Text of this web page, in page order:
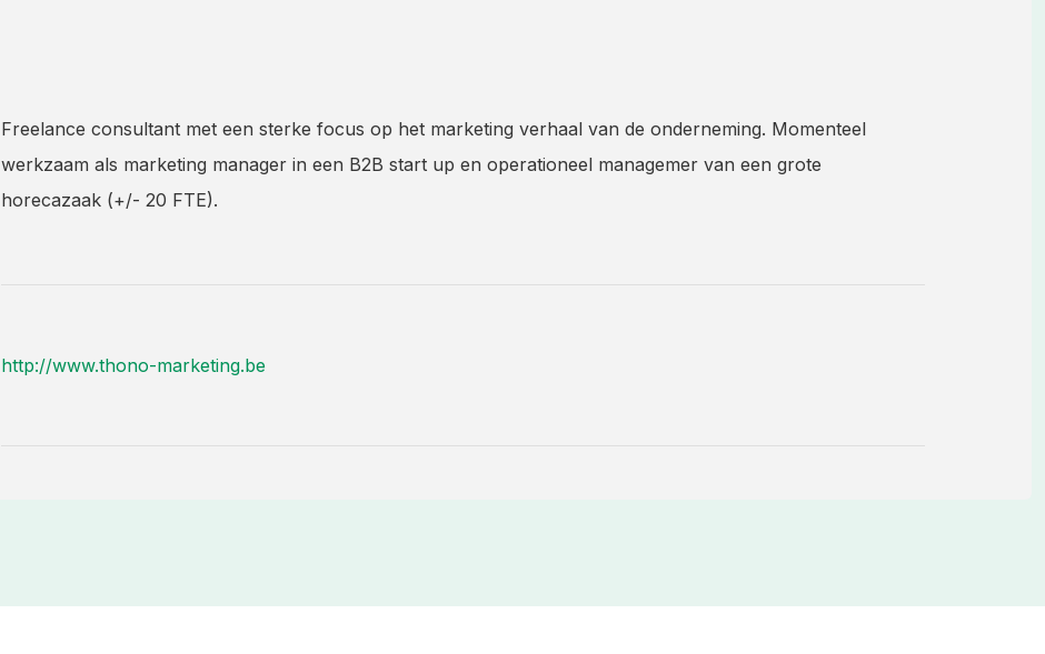
Freelance consultant met een sterke focus op het marketing verhaal van de onderneming. Momenteel
werkzaam als marketing manager in een B2B start up en operationeel managemer van een grote
horecazaak (+/- 20 FTE).
http://www.thono-marketing.be